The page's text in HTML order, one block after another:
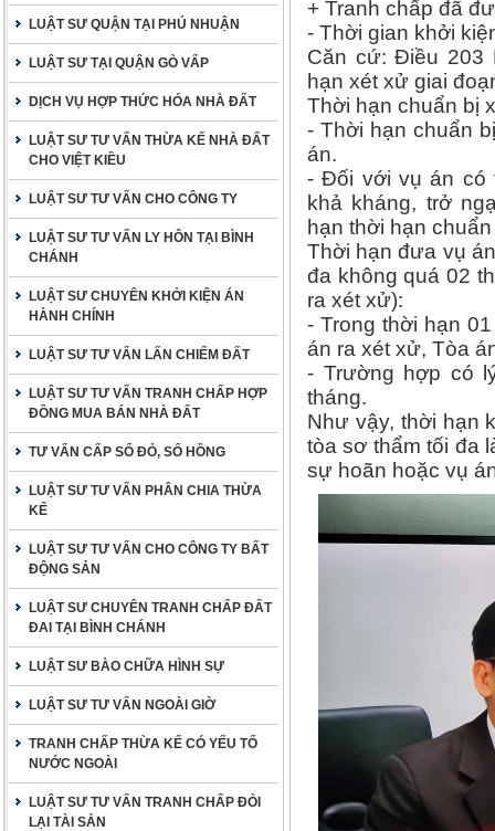
LUẬT SƯ QUẬN TẠI PHÚ NHUẬN
LUẬT SƯ TẠI QUẬN GÒ VẤP
DỊCH VỤ HỢP THỨC HÓA NHÀ ĐẤT
LUẬT SƯ TƯ VẤN THỪA KẾ NHÀ ĐẤT
CHO VIỆT KIỀU
LUẬT SƯ TƯ VẤN CHO CÔNG TY
LUẬT SƯ TƯ VẤN LY HÔN TẠI BÌNH
CHÁNH
LUẬT SƯ CHUYÊN KHỞI KIỆN ÁN
HÀNH CHÍNH
LUẬT SƯ TƯ VẤN LẤN CHIẾM ĐẤT
LUẬT SƯ TƯ VẤN TRANH CHẤP HỢP
ĐỒNG MUA BÁN NHÀ ĐẤT
TƯ VẤN CẤP SỔ ĐỎ, SỔ HỒNG
LUẬT SƯ TƯ VẤN PHÂN CHIA THỪA
KẾ
LUẬT SƯ TƯ VẤN CHO CÔNG TY BẤT
ĐỘNG SẢN
LUẬT SƯ CHUYÊN TRANH CHẤP ĐẤT
ĐAI TẠI BÌNH CHÁNH
LUẬT SƯ BÀO CHỮA HÌNH SỰ
LUẬT SƯ TƯ VẤN NGOÀI GIỜ
TRANH CHẤP THỪA KẾ CÓ YẾU TỐ
NƯỚC NGOÀI
LUẬT SƯ TƯ VẤN TRANH CHẤP ĐÒI
LẠI TÀI SẢN
+ Tranh chấp đã
- Thời gian khởi
Căn cứ: Điều 203
hạn xét xử giai
Thời hạn chuẩn bị
- Thời hạn chuẩn
án.
- Đối với vụ án có
khả kháng, trở
hạn thời hạn
Thời hạn đưa vụ
đa không quá 02
ra xét xử):
- Trong thời hạn
án ra xét xử, Tòa
- Trường hợp có
tháng.
Như vậy, thời hạn
tòa sơ thẩm tối đa
sự hoãn hoặc vụ